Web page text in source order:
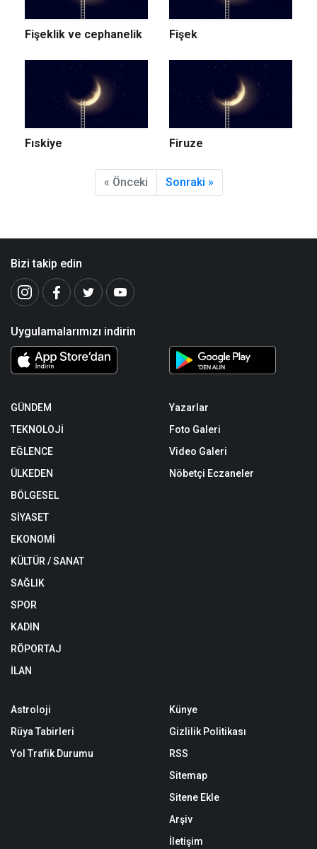
Fişeklik ve cephanelik Fişek
Fıskiye Firuze
« Önceki Sonraki »
Bizi takip edin
Uygulamalarımızı indirin
GÜNDEM
TEKNOLOJİ
EĞLENCE
ÜLKEDEN
BÖLGESEL
SİYASET
EKONOMİ
KÜLTÜR / SANAT
SAĞLIK
SPOR
KADIN
RÖPORTAJ
İLAN
Yazarlar
Foto Galeri
Video Galeri
Nöbetçi Eczaneler
Astroloji
Rüya Tabirleri
Yol Trafik Durumu
Künye
Gizlilik Politikası
RSS
Sitemap
Sitene Ekle
Arşiv
İletişim